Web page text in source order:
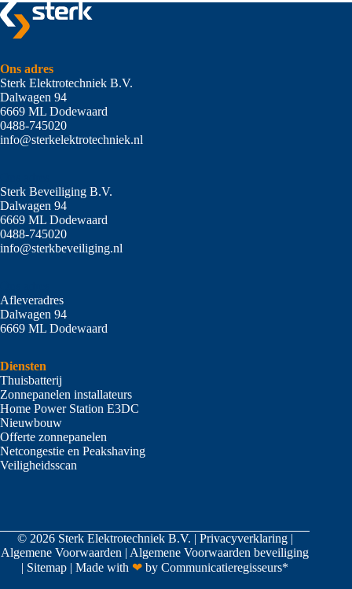
Ons adres
Sterk Elektrotechniek B.V.
Dalwagen 94
6669 ML Dodewaard
0488-745020
info@sterkelektrotechniek.nl
Sterk Beveiliging B.V.
Dalwagen 94
6669 ML Dodewaard
0488-745020
info@sterkbeveiliging.nl
Afleveradres
Dalwagen 94
6669 ML Dodewaard
Diensten
Thuisbatterij
Zonnepanelen installateurs
Home Power Station E3DC
Nieuwbouw
Offerte zonnepanelen
Netcongestie en Peakshaving
Veiligheidsscan
© 2026 Sterk Elektrotechniek B.V. | Privacyverklaring|
Algemene Voorwaarden | Algemene Voorwaarden beveiliging
| Sitemap | Made with ❤ byCommunicatieregisseurs*